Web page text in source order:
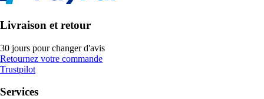
Livraison et retour
30 jours pour changer d'avis
Retournez votre commande
Trustpilot
Services